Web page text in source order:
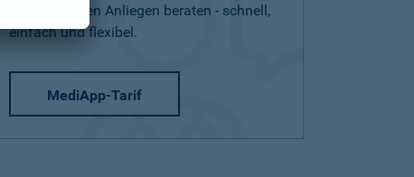
medizinischen Anliegen beraten - schnell,
einfach und flexibel.
MediApp-Tarif